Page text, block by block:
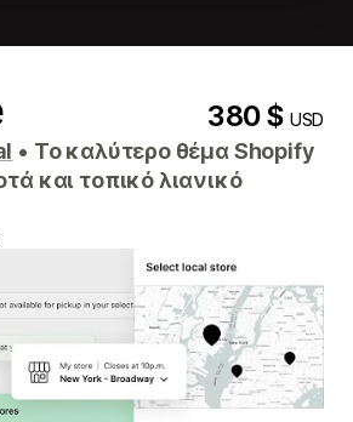
380 $USD
• Το καλύτερο θέμα Shopify
και τοπικό λιανικό